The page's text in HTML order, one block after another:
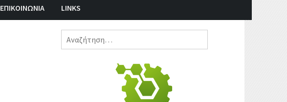
ΕΠΙΚΟΙΝΩΝΙΑ LINKS
Αναζήτηση
για: